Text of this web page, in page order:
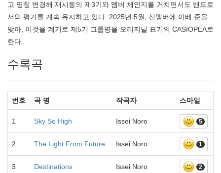
고 명칭 변경해 재시동의 제3기와 멤버 체인지를 거치면서도 밴드로
서의 평가를 계속 유지하고 있다. 2025년 5월, 신멤버에 아베 준을
맞아, 이것을 계기로 제5기 그룹명을 오리지널 표기의 CASIOPEA로
한다.
수록곡
번호 곡 명 작곡자 스마일
1 Sky So High Issei Noro 5
2 The Light From Future Issei Noro 1
3 Destinations Issei Noro 2